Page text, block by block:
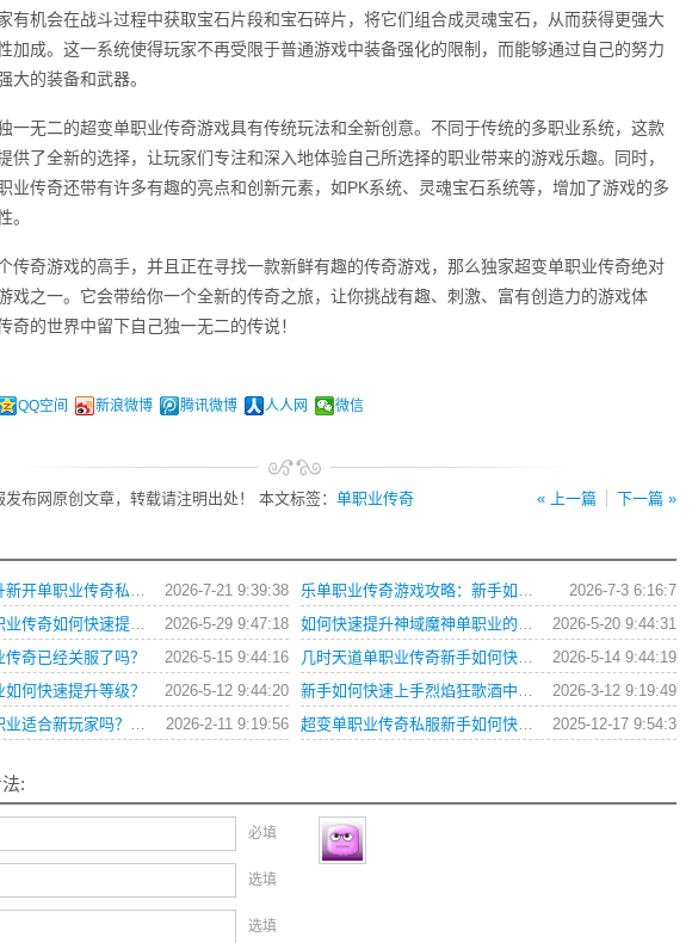
有机会在战斗过程中获取宝石片段和宝石碎片，将它们组合成灵魂宝石，从而获得更强大
加成。这一系统使得玩家不再受限于普通游戏中装备强化的限制，而能够通过自己的努力
大的装备和武器。
一无二的超变单职业传奇游戏具有传统玩法和全新创意。不同于传统的多职业系统，这款
供了全新的选择，让玩家们专注和深入地体验自己所选择的职业带来的游戏乐趣。同时，
业传奇还带有许多有趣的亮点和创新元素，如PK系统、灵魂宝石系统等，增加了游戏的多
。
传奇游戏的高手，并且正在寻找一款新鲜有趣的传奇游戏，那么独家超变单职业传奇绝对
戏之一。它会带给你一个全新的传奇之旅，让你挑战有趣、刺激、富有创造力的游戏体
奇的世界中留下自己独一无二的传说！
QQ空间 新浪微博 腾讯微博 人人网 微信
« 上一篇 下一篇 »
发布网原创文章，转载请注明出处！ 本文标签： 单职业传奇
2026-7-21 9:39:38
如何快速提升新开单职业传奇私服中的角色战斗力？ 2026-7-3 6:16:7
乐单职业传奇游戏攻略：新手如何快速上手与提升战力？
2026-5-29 9:47:18
新天剑录单职业传奇如何快速提升战力？ 2026-5-20 9:44:31
如何快速提升神域魔神单职业的战斗力？
2026-5-15 9:44:16
奇已经关服了吗？ 2026-5-14 9:44:19
几时天道单职业传奇新手如何快速提升战力？
2026-5-12 9:44:20
何快速提升等级？ 2026-3-12 9:19:49
新手如何快速上手烈焰狂歌酒中仙单职业？
2026-2-11 9:19:56
传奇私服单职业适合新玩家吗？上手小技巧都有什么？ 2025-12-17 9:54:3
超变单职业传奇私服新手如何快速提升战力与获取装备？
:
必填
选填
选填